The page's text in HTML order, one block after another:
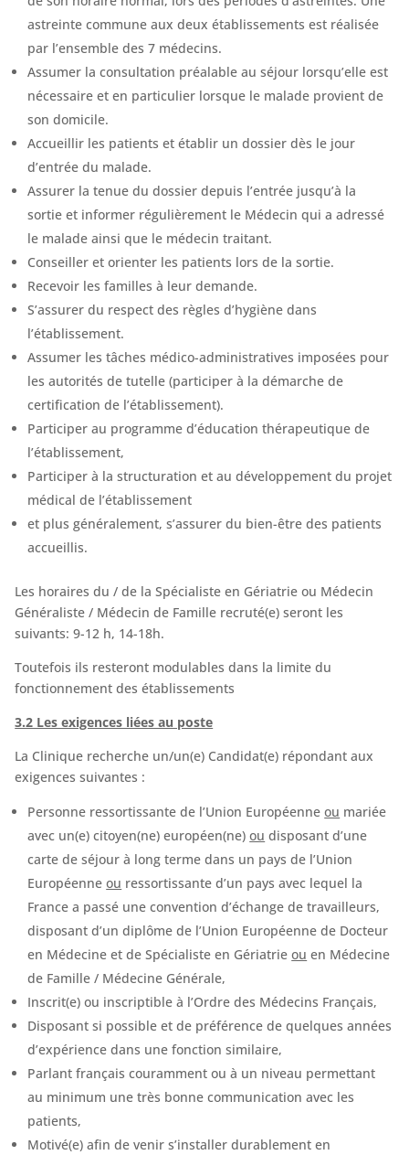
astreinte commune aux deux établissements est réalisée
par l’ensemble des 7 médecins.
Assumer la consultation préalable au séjour lorsqu’elle est
nécessaire et en particulier lorsque le malade provient de
son domicile.
Accueillir les patients et établir un dossier dès le jour
d’entrée du malade.
Assurer la tenue du dossier depuis l’entrée jusqu’à la
sortie et informer régulièrement le Médecin qui a adressé
le malade ainsi que le médecin traitant.
Conseiller et orienter les patients lors de la sortie.
Recevoir les familles à leur demande.
S’assurer du respect des règles d’hygiène dans
l’établissement.
Assumer les tâches médico-administratives imposées pour
les autorités de tutelle (participer à la démarche de
certification de l’établissement).
Participer au programme d’éducation thérapeutique de
l’établissement,
Participer à la structuration et au développement du projet
médical de l’établissement
et plus généralement, s’assurer du bien-être des patients
accueillis.
Les horaires du / de la Spécialiste en Gériatrie ou Médecin
Généraliste / Médecin de Famille recruté(e) seront les
suivants: 9-12 h, 14-18h.
Toutefois ils resteront modulables dans la limite du
fonctionnement des établissements
3.2 Les exigences liées au poste
La Clinique recherche un/un(e) Candidat(e) répondant aux
exigences suivantes :
Personne ressortissante de l’Union Européenneou mariée
avec un(e) citoyen(ne) européen(ne)ou disposant d’une
carte de séjour à long terme dans un pays de l’Union
Européenneou ressortissante d’un pays avec lequel la
France a passé une convention d’échange de travailleurs,
disposant d’un diplôme de l’Union Européenne de Docteur
en Médecine et de Spécialiste en Gériatrieou en Médecine
de Famille / Médecine Générale,
Inscrit(e) ou inscriptible à l’Ordre des Médecins Français,
Disposant si possible et de préférence de quelques années
d’expérience dans une fonction similaire,
Parlant français couramment ou à un niveau permettant
au minimum une très bonne communication avec les
patients,
Motivé(e) afin de venir s’installer durablement en